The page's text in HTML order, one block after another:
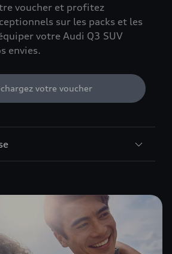
voucher et profitez
sur les packs et les
votre Audi Q3 SUV
envies.
votre voucher